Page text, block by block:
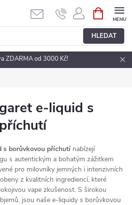
HLEDAT
NÁKUPNÍ
KOŠÍK
ZDARMA od 3000 Kč!
e-liquid s
s borůvkovou příchutí nabízejí
s autentickým a bohatým zážitkem
pro milovníky jemných i intenzivních
z kvalitních ingrediencí, které
vape zkušenost. S širokou
jsou naše e-liquidy s borůvkovou